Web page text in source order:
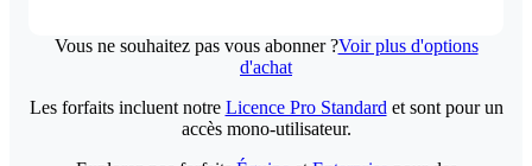
Vous ne souhaitez pas vous abonner ?Voir plus d'options
d'achat
Les forfaits incluent notre Licence Pro Standard et sont pour un
accès mono-utilisateur.